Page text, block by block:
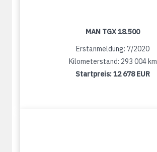
MAN TGX 18.500
Erstanmeldung: 7/2020
Kilometerstand: 293 004 km
Startpreis:12 678 EUR